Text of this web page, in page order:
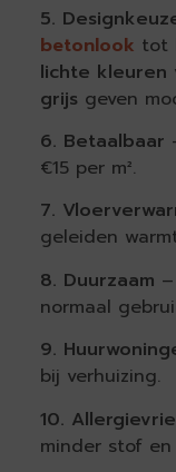
5.
betonlook tot
lichte kleuren
grijs geven
6. Betaalbaar
€15 per m².
7.
geleiden
8. Duurzaam
normaal
9.
bij verhuizing.
10.
minder stof